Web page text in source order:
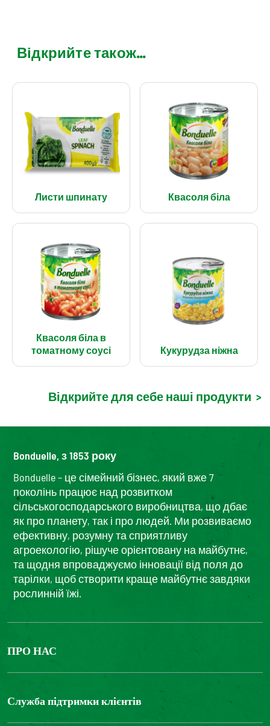
Відкрийте також...
Листи шпинату Квасоля біла
Квасоля біла в
томатному соусі
Кукурудза ніжна
Відкрийте для себе наші продукти >
Bonduelle, з 1853 року
Bonduelle – це сімейний бізнес, який вже 7
поколінь працює над розвитком
сільськогосподарського виробництва, що дбає
як про планету, так і про людей. Ми розвиваємо
ефективну, розумну та сприятливу
агроекологію, рішуче орієнтовану на майбутнє,
та щодня впроваджуємо інновації від поля до
тарілки, щоб створити краще майбутнє завдяки
рослинній їжі.
ПРО НАС
The Bonduelle group
Служба підтримки клієнтів
Зв'яжіться з нами